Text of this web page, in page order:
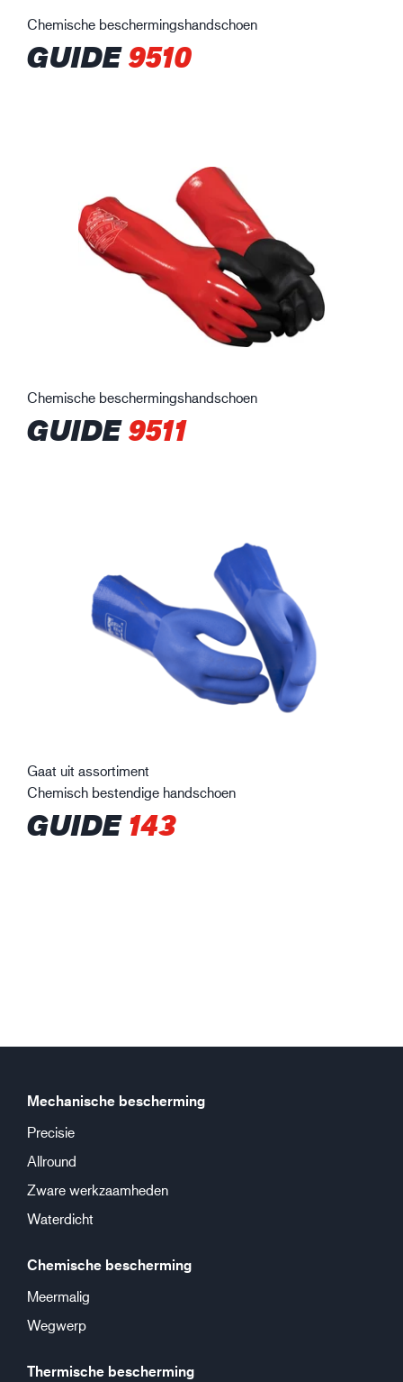
Chemische beschermingshandschoen
GUIDE9510
Chemische beschermingshandschoen
GUIDE9511
Gaat uit assortiment
Chemisch bestendige handschoen
GUIDE143
Mechanische bescherming
Precisie
Allround
Zware werkzaamheden
Waterdicht
Chemische bescherming
Meermalig
Wegwerp
Thermische bescherming